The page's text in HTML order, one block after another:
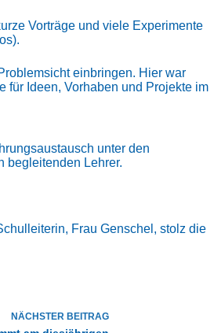
Vorträge und viele Experimente
einbringen. Hier war
für Ideen, Vorhaben und Projekte im
unter den
begleitenden Lehrer.
Frau Genschel, stolz die
NÄCHSTER BEITRAG